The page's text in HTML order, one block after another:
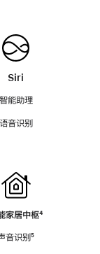
Siri
智能助理
语音识别
家居中枢脚
⁴
音识别脚
⁵